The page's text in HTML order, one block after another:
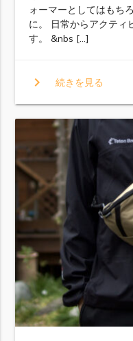
ォーマーとしてはもち
に。 日常からアクティ
す。 &nbs […]
chevron_right 続きを見る